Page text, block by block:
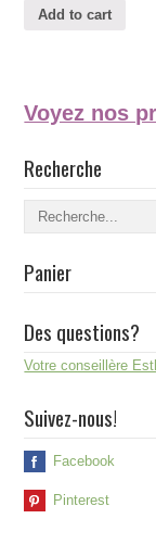
Add to cart
Voyez nos
Recherche
Panier
Des questions?
Votre conseillère
Suivez-nous!
Facebook
Pinterest